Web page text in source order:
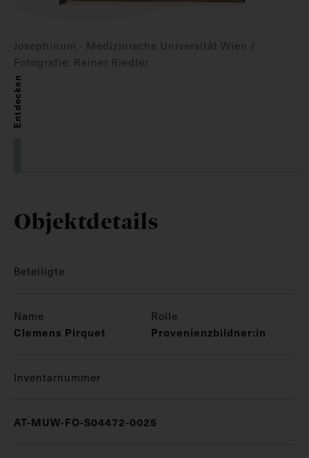
Josephinum - Medizinische Universität Wien /
Fotografie: Reiner Riedler
Entdecken
Objektdetails
Beteiligte
Name Rolle
Clemens Pirquet Provenienzbildner:in
Inventarnummer
AT-MUW-FO-S04472-0025